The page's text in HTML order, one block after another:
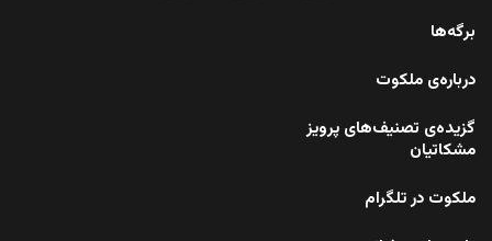
برگه‌ها
درباره‌ی ملکوت
گزیده‌ی تصنیف‌های پرویز
مشکاتیان
ملکوت در تلگرام